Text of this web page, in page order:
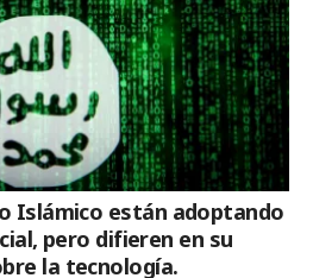
Islámico están adoptando
pero difieren en su
la tecnología.